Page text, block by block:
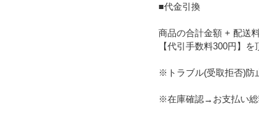
■代金引換
商品の合計金額 + 配送
【代引手数料300円】を
※トラブル(受取拒否)防
※在庫確認→お支払い総